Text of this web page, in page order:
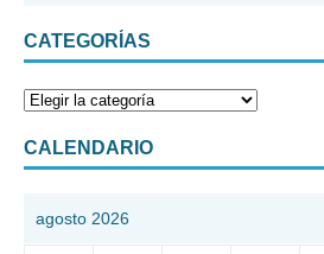
CATEGORÍAS
CALENDARIO
agosto 2026